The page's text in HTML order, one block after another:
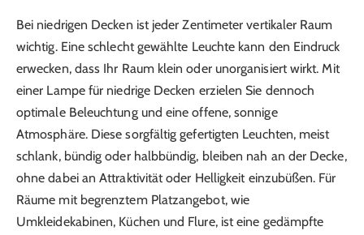
Bei niedrigen Decken ist jeder Zentimeter vertikaler Raum
wichtig. Eine schlecht gewählte Leuchte kann den Eindruck
erwecken, dass Ihr Raum klein oder unorganisiert wirkt. Mit
einer Lampe für niedrige Decken erzielen Sie dennoch
optimale Beleuchtung und eine offene, sonnige
Atmosphäre. Diese sorgfältig gefertigten Leuchten, meist
schlank, bündig oder halbbündig, bleiben nah an der Decke,
ohne dabei an Attraktivität oder Helligkeit einzubüßen. Für
Räume mit begrenztem Platzangebot, wie
Umkleidekabinen, Küchen und Flure, ist eine gedämpfte